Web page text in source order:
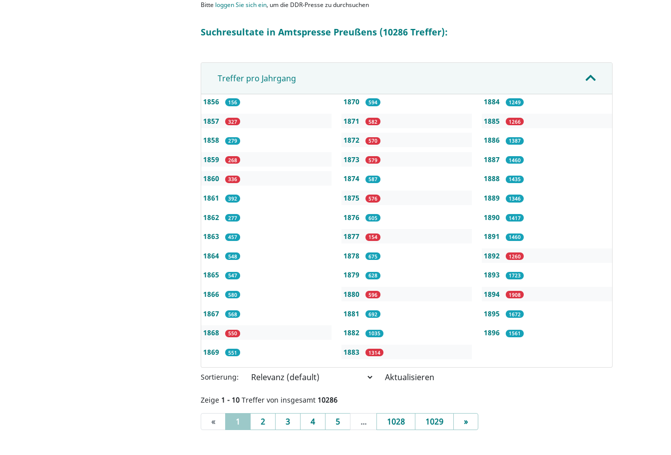
Bitte loggen Sie sich ein, um die DDR-Presse zu durchsuchen
Suchresultate in Amtspresse Preußens (10286 Treffer):
Treffer pro Jahrgang
1856 156
1857 327
1858 279
1859 268
1860 336
1861 392
1862 277
1863 457
1864 548
1865 547
1866 580
1867 568
1868 550
1869 551
1870 594
1871 582
1872 570
1873 579
1874 587
1875 576
1876 605
1877 154
1878 675
1879 628
1880 596
1881 692
1882 1035
1883 1314
1884 1249
1885 1266
1886 1387
1887 1460
1888 1435
1889 1346
1890 1417
1891 1460
1892 1260
1893 1723
1894 1908
1895 1672
1896 1561
Sortierung: Aktualisieren
Zeige 1 - 10 Treffer von insgesamt 10286
« 1 (current)
2 3 4 5 ... 1028 1029 »Next